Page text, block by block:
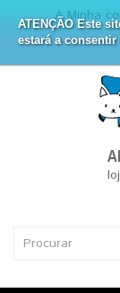
ATENÇÃO Este
estará a
A Minha